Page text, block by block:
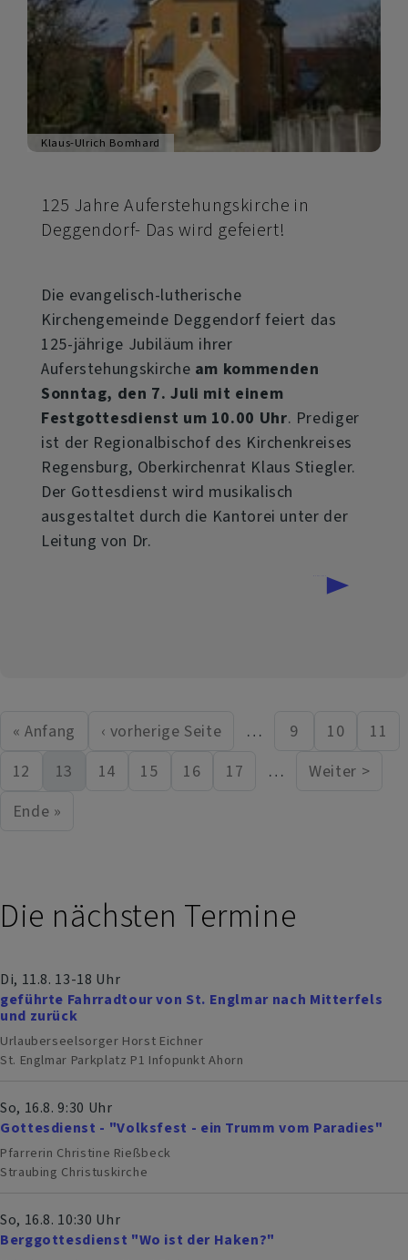
Klaus-Ulrich Bomhard
125 Jahre Auferstehungskirche in
Deggendorf- Das wird gefeiert!
Die evangelisch-lutherische
Kirchengemeinde Deggendorf feiert das
125-jährige Jubiläum ihrer
Auferstehungskirche am kommenden
Sonntag, den 7. Juli mit einem
Festgottesdienst um 10.00 Uhr. Prediger
ist der Regionalbischof des Kirchenkreises
Regensburg, Oberkirchenrat Klaus Stiegler.
Der Gottesdienst wird musikalisch
ausgestaltet durch die Kantorei unter der
Leitung von Dr.
Seitennummerierung
First page
« Anfang Vorherige Seite
‹ vorherige Seite … Seite
9 Seite
10 11
Seite
12 Aktuelle Seite
13 Seite
14 Seite
15 Seite
16 Seite
17 … Nächste
Weiter >
Last page
Ende »
Die nächsten Termine
Di, 11.8. 13-18 Uhr
geführte Fahrradtour von St. Englmar nach Mitterfels
und zurück
Urlauberseelsorger Horst Eichner
St. Englmar Parkplatz P1 Infopunkt Ahorn
So, 16.8. 9:30 Uhr
Gottesdienst - "Volksfest - ein Trumm vom Paradies"
Pfarrerin Christine Rießbeck
Straubing Christuskirche
So, 16.8. 10:30 Uhr
Berggottesdienst "Wo ist der Haken?"